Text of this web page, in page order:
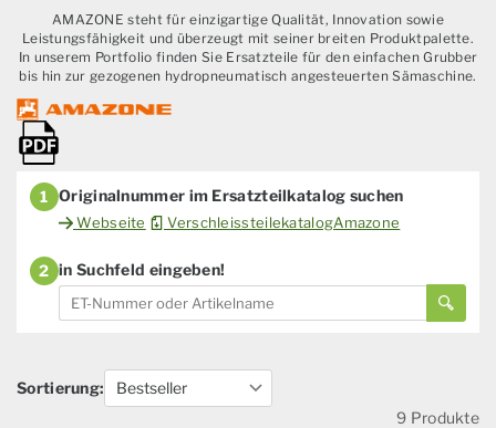
AMAZONE steht für einzigartige Qualität, Innovation sowie
Leistungsfähigkeit und überzeugt mit seiner breiten Produktpalette.
In unserem Portfolio finden Sie Ersatzteile für den einfachen Grubber
bis hin zur gezogenen hydropneumatisch angesteuerten Sämaschine.
1 Originalnummer im Ersatzteilkatalog suchen
Webseite VerschleissteilekatalogAmazone
2 in Suchfeld eingeben!
Sortierung:
9 Produkte